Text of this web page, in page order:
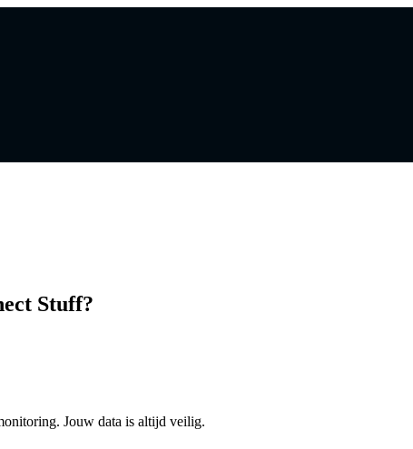
Stuff?
Jouw data is altijd veilig.